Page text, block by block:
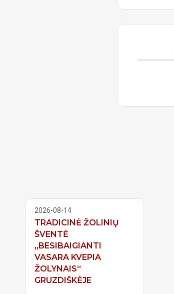
2026-08-14
TRADICINĖ ŽOLINIŲ
ŠVENTĖ
„BESIBAIGIANTI
VASARA KVEPIA
ŽOLYNAIS“
GRUZDIŠKĖJE